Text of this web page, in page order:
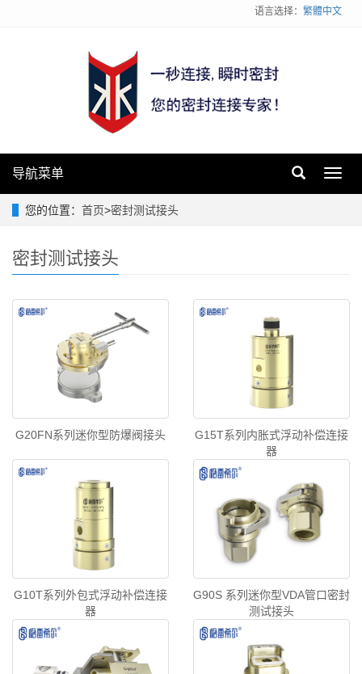
语言选择： 繁體中文
导航菜单
您的位置： 首页>密封测试接头
密封测试接头
G20FN系列迷你型防爆阀接头
G15T系列内胀式浮动补偿连接
器
G10T系列外包式浮动补偿连接
器
G90S 系列迷你型VDA管口密封
测试接头